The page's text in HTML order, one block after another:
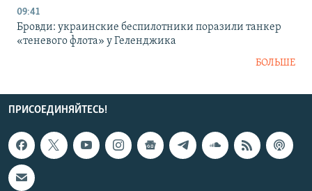
09:41
Бровди: украинские беспилотники поразили танкер
«теневого флота» у Геленджика
БОЛЬШЕ
ПРИСОЕДИНЯЙТЕСЬ!